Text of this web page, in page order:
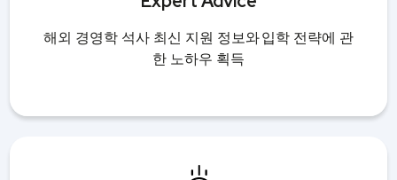
해외 경영학 석사 최신 지원 정보와 입학 전략에 관
한 노하우 획득